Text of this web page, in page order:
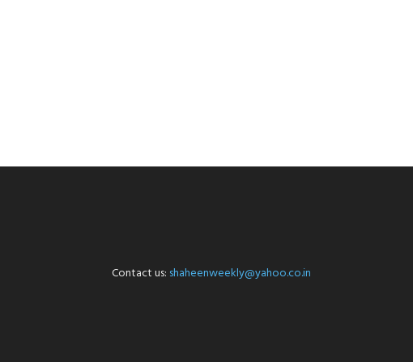
Contact us: shaheenweekly@yahoo.co.in